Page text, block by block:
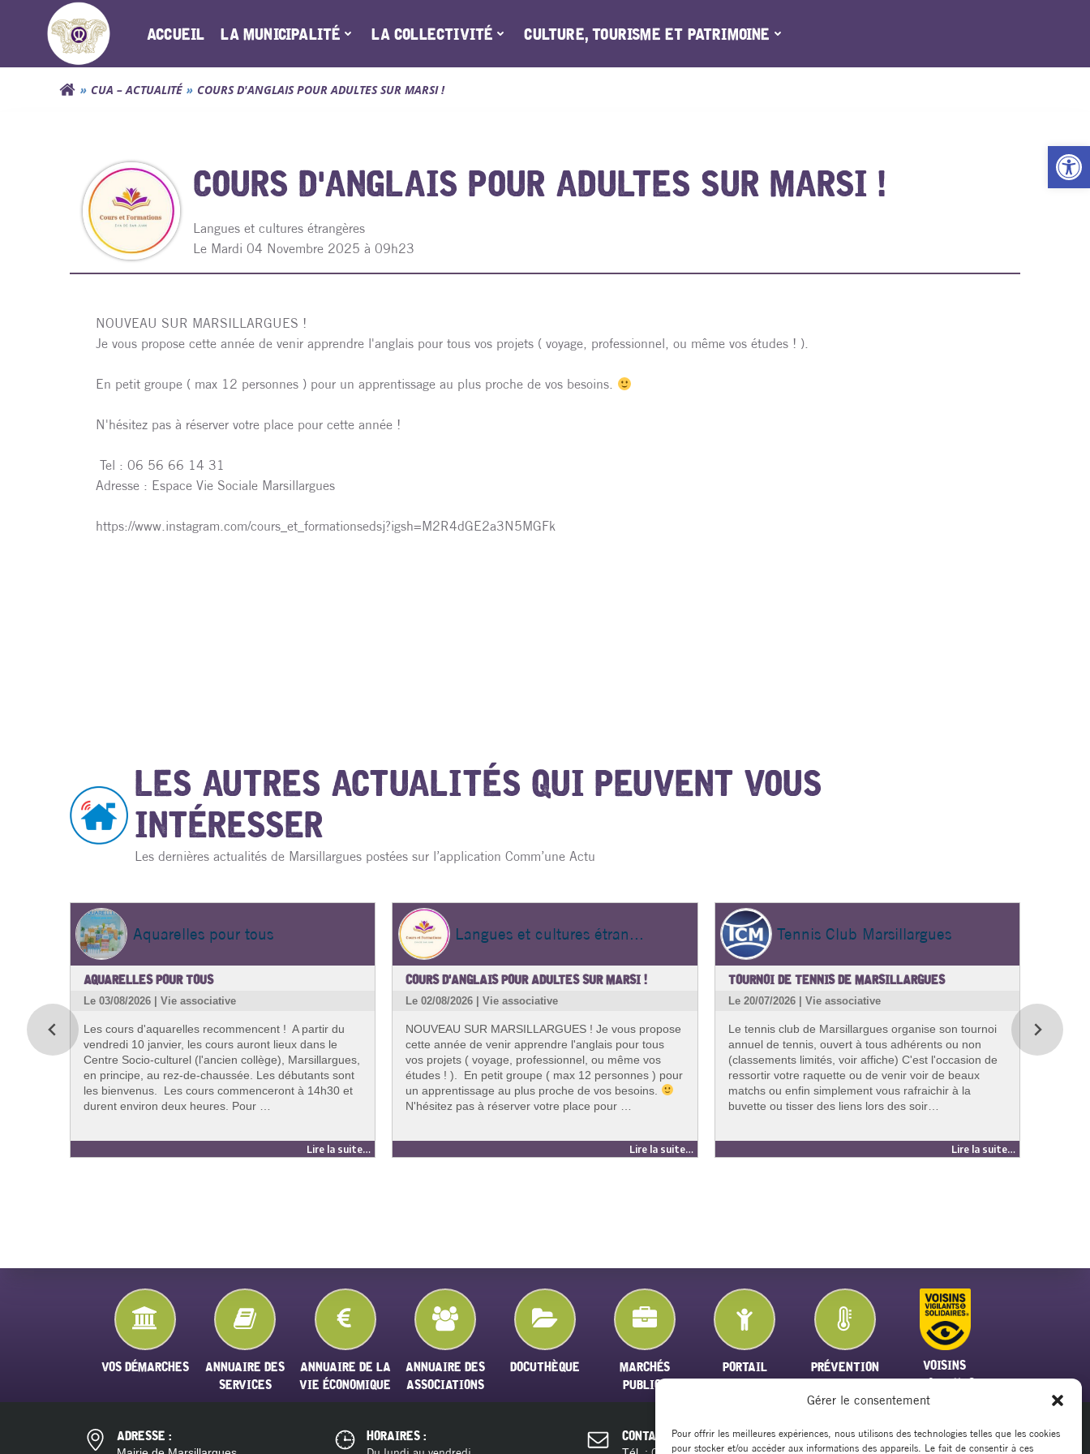
Gérer le consentement
Pour offrir les meilleures expériences, nous utilisons des technologies telles que les cookies
pour stocker et/ou accéder aux informations des appareils. Le fait de consentir à ces
contenu
ACCUEIL LA MUNICIPALITÉ LA COLLECTIVITÉ CULTURE, TOURISME ET PATRIMOINE
CUA – ACTUALITÉ COURS D'ANGLAIS POUR ADULTES SUR MARSI !
COURS D'ANGLAIS POUR ADULTES SUR MARSI !
Langues et cultures étrangères
L e Mardi 04 Novembre 2025 à 09h23
NOUVEAU SUR MARSILLARGUES !
Je vous propose cette année de venir apprendre l'anglais pour tous vos projets ( voyage, professionnel, ou même vos études ! ).
En petit groupe ( max 12 personnes ) pour un apprentissage au plus proche de vos besoins.
N'hésitez pas à réserver votre place pour cette année !
Tel : 06 56 66 14 31
Adresse : Espace Vie Sociale Marsillargues
https://www.instagram.com/cours_et_formationsedsj?igsh=M2R4dGE2a3N5MGFk
LES AUTRES ACTUALITÉS QUI PEUVENT VOUS
INTÉRESSER
Les dernières actualités de Marsillargues postées sur l’application Comm’une Actu
Aquarelles pour tous
AQUARELLES POUR TOUS
Le 03/08/2026 | Vie associative
Les cours d'aquarelles recommencent ! A partir du
vendredi 10 janvier, les cours auront lieux dans le
Centre Socio-culturel (l'ancien collège), Marsillargues,
en principe, au rez-de-chaussée. Les débutants sont
les bienvenus. Les cours commenceront à 14h30 et
durent environ deux heures. Pour …
Lire la suite…
Langues et cultures étran...
COURS D'ANGLAIS POUR ADULTES SUR MARSI !
Le 02/08/2026 | Vie associative
NOUVEAU SUR MARSILLARGUES ! Je vous propose
cette année de venir apprendre l'anglais pour tous
vos projets ( voyage, professionnel, ou même vos
études ! ). En petit groupe ( max 12 personnes ) pour
un apprentissage au plus proche de vos besoins.
N'hésitez pas à réserver votre place pour …
Lire la suite…
Tennis Club Marsillargues
TOURNOI DE TENNIS DE MARSILLARGUES
Le 20/07/2026 | Vie associative
Le tennis club de Marsillargues organise son tournoi
annuel de tennis, ouvert à tous adhérents ou non
(classements limités, voir affiche) C'est l'occasion de
ressortir votre raquette ou de venir voir de beaux
matchs ou enfin simplement vous rafraichir à la
buvette ou tisser des liens lors des soir…
Lire la suite…
VOS DÉMARCHES
ANNUAIRE DES
SERVICES
ANNUAIRE DE LA
VIE ÉCONOMIQUE
ANNUAIRE DES
ASSOCIATIONS
DOCUTHÈQUE
MARCHÉS
PUBLICS
PORTAIL
PRÉVENTION
VOISINS
VIGILANTS
ADRESSE : HORAIRES : CONTACT :